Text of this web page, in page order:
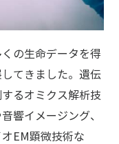
の生命データを得
てきました。遺伝
るオミクス解析技
響イメージング、
EM顕微技術な